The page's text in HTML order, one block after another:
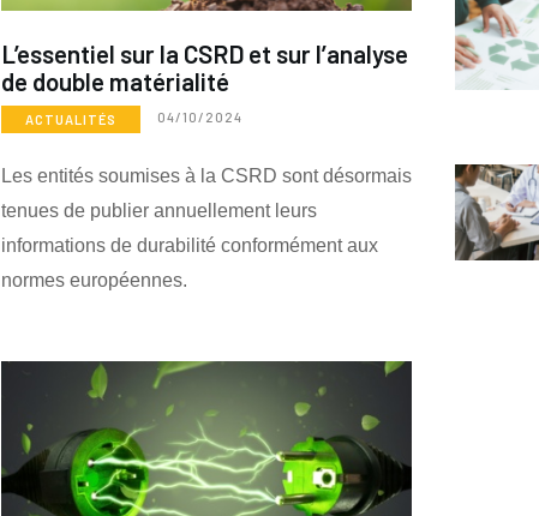
L’essentiel sur la CSRD et sur l’analyse
de double matérialité
ACTUALITÉS 04/10/2024
Les entités soumises à la CSRD sont désormais
tenues de publier annuellement leurs
informations de durabilité conformément aux
normes européennes.